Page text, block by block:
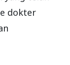
dokter